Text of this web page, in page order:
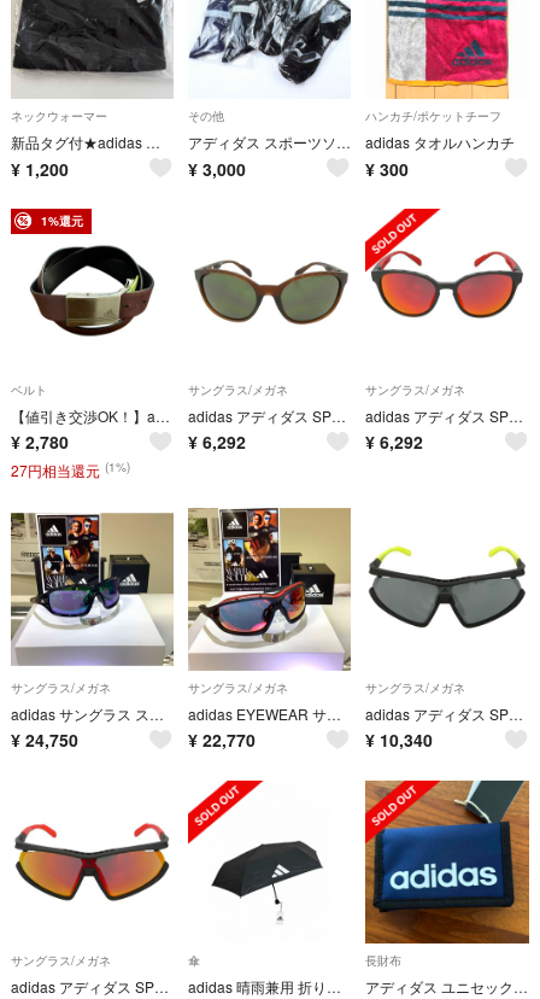
ネックウォーマー
新品タグ付★adidas フリースネックウォーマー ブラック
¥ 1,200
その他
アディダス スポーツソックス等 6点セット 未使用 22-27 キッズ男の用 靴下 まとめて 大量 メンズ adidas
¥ 3,000
ハンカチ/ポケットチーフ
adidas タオルハンカチ
¥ 300
1%還元
ベルト
【値引き交渉OK！】adidas アディダス メタルバックルレザーベルト 茶色 ブラウン 古着
¥ 2,780
27円相当還元 (1%)
サングラス/メガネ
adidas アディダス SP0011 49N スポーツサングラス アイウェア ブラウン系 58□18 130【極上美品】【中古】
¥ 6,292
サングラス/メガネ
adidas アディダス SP0036-F 02L スポーツサングラス ミラーレンズ アイウェア ブラック系 レッド系 54□18 140【極上美品】【中古】
¥ 6,292
サングラス/メガネ
adidas サングラス スポーツ用 アディダス
¥ 24,750
サングラス/メガネ
adidas EYEWEAR サングラス スポーツ用 アディダス
¥ 22,770
サングラス/メガネ
adidas アディダス SP0055-F 20C スポーツサングラス UVカット アジアンフィット 眼鏡 アイウェア ブラック系 イエロー系 145 140【新古品】【未使用】【中古】
¥ 10,340
サングラス/メガネ
adidas アディダス SP0055-F 02U スポーツサングラス UVカット アジアンフィット 眼鏡 アイウェア ブラック系 レッド系 145 140 * 3 R0【新古品】【未使用】【中古】
傘
adidas 晴雨兼用 折りたたみ傘 ブラック 55cm
長財布
アディダス ユニセックス リニア ウォレット ダークブルー/ホワイト・サイズ：N